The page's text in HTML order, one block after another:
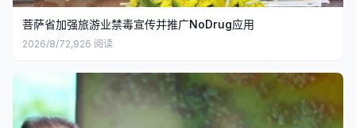
菩萨省加强旅游业禁毒宣传并推广NoDrug应用
2026/8/72,926 阅读